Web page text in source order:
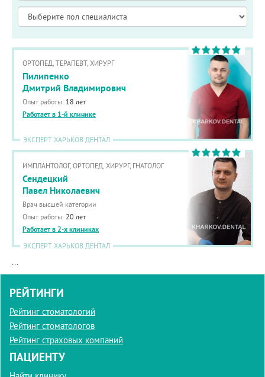
ОРТОПЕД, ТЕРАПЕВТ, ХИРУРГ
Пилипенко
Дмитрий Владимирович
Опыт работы: 18 лет
Работает в 1-й клинике
ЭКСПЕРТ ХАРЬКОВ ДЕНТАЛ
ИМПЛАНТОЛОГ, ОРТОПЕД, ХИРУРГ, ГНАТОЛОГ
Сендецкий
Павел Николаевич
Врач высшей категории
Опыт работы: 20 лет
Работает в 2-х клиниках
ЭКСПЕРТ ХАРЬКОВ ДЕНТАЛ
...
РЕЙТИНГИ
Рейтинг стоматологий
Рейтинг стоматологов
Рейтинг страховых компаний
ПАЦИЕНТУ